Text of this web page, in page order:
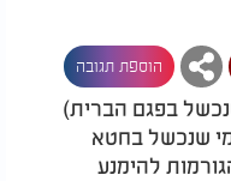
הוספת תגובה
בפגם הברית)
שנכשל בחטא
להימנע